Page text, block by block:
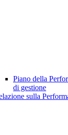
Piano della
di gestione
sulla